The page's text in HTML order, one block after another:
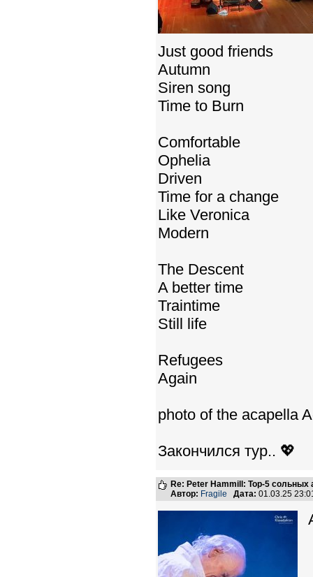
Just good friends
Autumn
Siren song
Time to Burn
Comfortable
Ophelia
Driven
Time for a change
Like Veronica
Modern
The Descent
A better time
Traintime
Still life
Refugees
Again
photo of the acapella
Закончился тур.. 💖
Re: Peter Hammill: Top-5 сольных
Автор: Fragile Дата: 01.03.25